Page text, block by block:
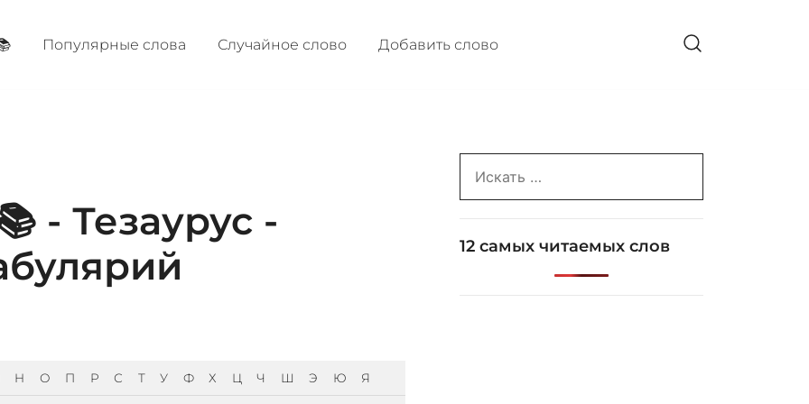
Популярные cлова Случайное слово Добавить слово
- Тезаурус -
Н О П Р С Т У Ф Х Ц Ч Ш Э Ю Я
for:
12 самых читаемых слов